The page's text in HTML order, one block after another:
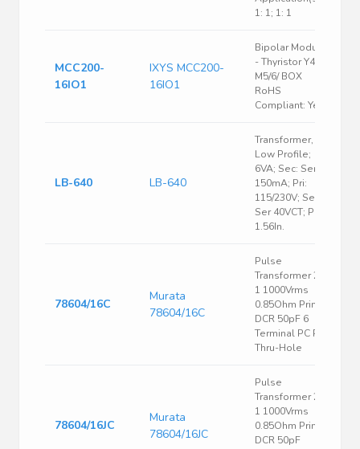
1: 1; 1: 1
MCC200-
16IO1
IXYS MCC200-
16IO1
Bipolar Module
- Thyristor Y4-
M5/6/ BOX
RoHS
Compliant: Yes
LB-640 LB-640
Transformer,
Low Profile;
6VA; Sec: Ser
150mA; Pri:
115/230V; Sec:
Ser 40VCT; PC;
1.56In.
78604/16C
Murata
78604/16C
Pulse
Transformer 2:
1 1000Vrms
0.85Ohm Prim.
DCR 50pF 6
Terminal PC Pin
Thru-Hole
78604/16JC
Murata
78604/16JC
Pulse
Transformer 2:
1 1000Vrms
0.85Ohm Prim.
DCR 50pF